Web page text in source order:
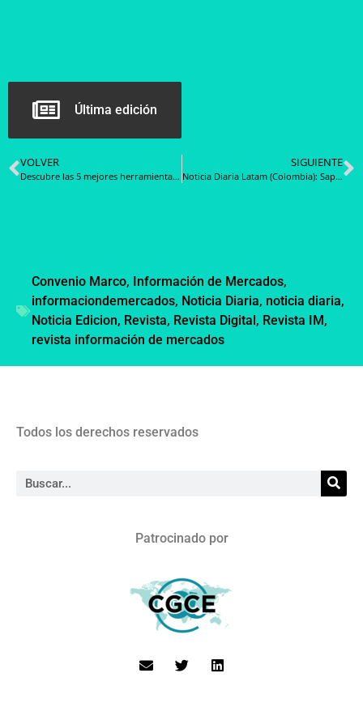
Última edición
VOLVER
Descubre las 5 mejores herramientas SEO todo en uno para optimizar tu posicionamiento orgánico (2024)
SIGUIENTE
Noticia Diaria Latam (Colombia): Sapphire Print Center SAS, el primer proveedor del Estado en el módulo Mi Mercado Popular de la Tienda Virtual del Estado Colombiano
Convenio Marco, Información de Mercados,
informaciondemercados, Noticia Diaria, noticia diaria,
Noticia Edicion, Revista, Revista Digital , Revista IM ,
revista información de mercados
Todos los derechos reservados
Patrocinado por